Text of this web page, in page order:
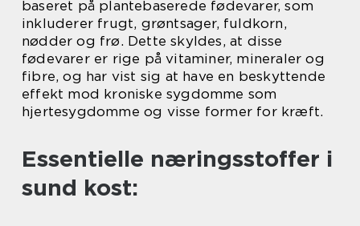
baseret på plantebaserede fødevarer, som
inkluderer frugt, grøntsager, fuldkorn,
nødder og frø. Dette skyldes, at disse
fødevarer er rige på vitaminer, mineraler og
fibre, og har vist sig at have en beskyttende
effekt mod kroniske sygdomme som
hjertesygdomme og visse former for kræft.
Essentielle næringsstoffer i
sund kost: